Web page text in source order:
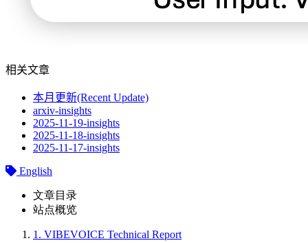
相关文章
本月更新(Recent Update)
arxiv-insights
2025-11-19-insights
2025-11-18-insights
2025-11-17-insights
English
文章目录
站点概览
1. VIBEVOICE Technical Report